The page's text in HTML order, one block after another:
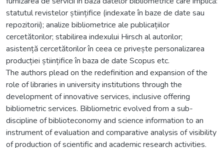
statutul revistelor științifice (indexate în baze de date sau
repozitorii); analize bibliometrice ale publicațiilor
cercetătorilor; stabilirea indexului Hirsch al autorilor;
asistență cercetătorilor în ceea ce privește personalizarea
producției științifice în baza de date Scopus etc.
The authors plead on the redefinition and expansion of the
role of libraries in university institutions through the
development of innovative services, inclusive offering
bibliometric services. Bibliometric evolved from a sub-
discipline of biblioteconomy and science information to an
instrument of evaluation and comparative analysis of visibility
of production of scientific and academic research activities.